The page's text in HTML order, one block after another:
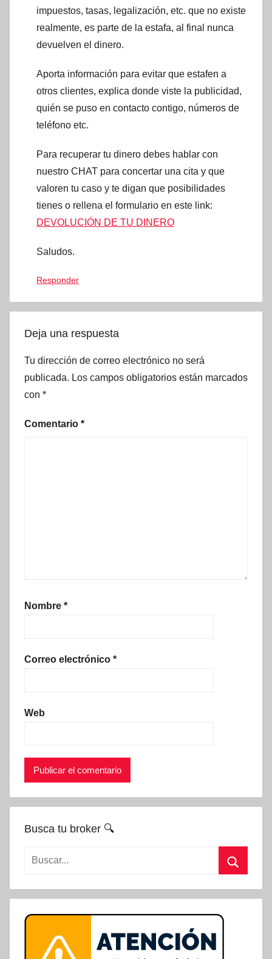
impuestos, tasas, legalización, etc. que no existe
realmente, es parte de la estafa, al final nunca
devuelven el dinero.
Aporta información para evitar que estafen a
otros clientes, explica donde viste la publicidad,
quién se puso en contacto contigo, números de
teléfono etc.
Para recuperar tu dinero debes hablar con
nuestro CHAT para concertar una cita y que
valoren tu caso y te digan que posibilidades
tienes o rellena el formulario en este link:
DEVOLUCIÓN DE TU DINERO
Saludos.
Responder
Deja una respuesta
Tu dirección de correo electrónico no será
publicada. Los campos obligatorios están marcados
con *
Comentario *
Nombre *
Correo electrónico *
Web
Busca tu broker 🔍
Buscar: